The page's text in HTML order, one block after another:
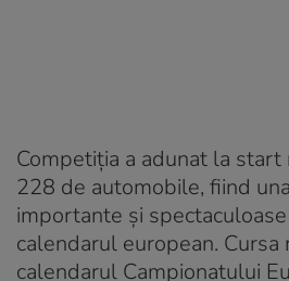
Competiția a adunat la
228 de automobile, fiind
importante și
calendarul european. Cursa
calendarul Campionatului